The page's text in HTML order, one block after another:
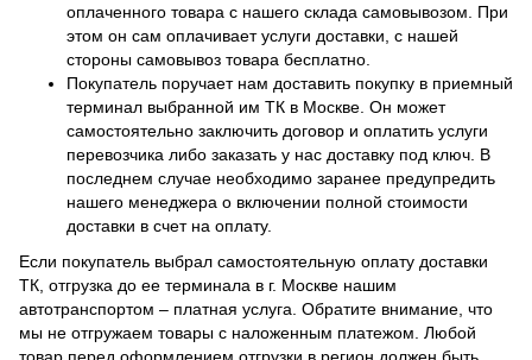
оплаченного товара с нашего склада самовывозом. При
этом он сам оплачивает услуги доставки, с нашей
стороны самовывоз товара бесплатно.
Покупатель поручает нам доставить покупку в приемный
терминал выбранной им ТК в Москве. Он может
самостоятельно заключить договор и оплатить услуги
перевозчика либо заказать у нас доставку под ключ. В
последнем случае необходимо заранее предупредить
нашего менеджера о включении полной стоимости
доставки в счет на оплату.
Если покупатель выбрал самостоятельную оплату доставки
ТК, отгрузка до ее терминала в г. Москве нашим
автотранспортом – платная услуга. Обратите внимание, что
мы не отгружаем товары с наложенным платежом. Любой
товар перед оформлением отгрузки в регион должен быть